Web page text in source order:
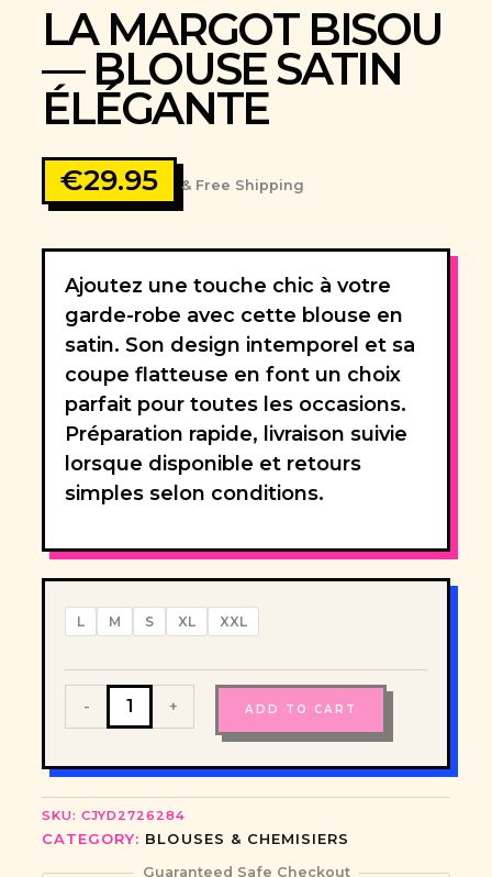
LA MARGOT BISOU
— BLOUSE SATIN
ÉLÉGANTE
€29.95 & Free Shipping
Ajoutez une touche chic à votre
garde-robe avec cette blouse en
satin. Son design intemporel et sa
coupe flatteuse en font un choix
parfait pour toutes les occasions.
Préparation rapide, livraison suivie
lorsque disponible et retours
simples selon conditions.
L M S XL XXL
-
Blouse
Satin
Élégante
quantity
+ ADD TO CART
SKU: CJYD2726284
CATEGORY: BLOUSES & CHEMISIERS
Guaranteed Safe Checkout